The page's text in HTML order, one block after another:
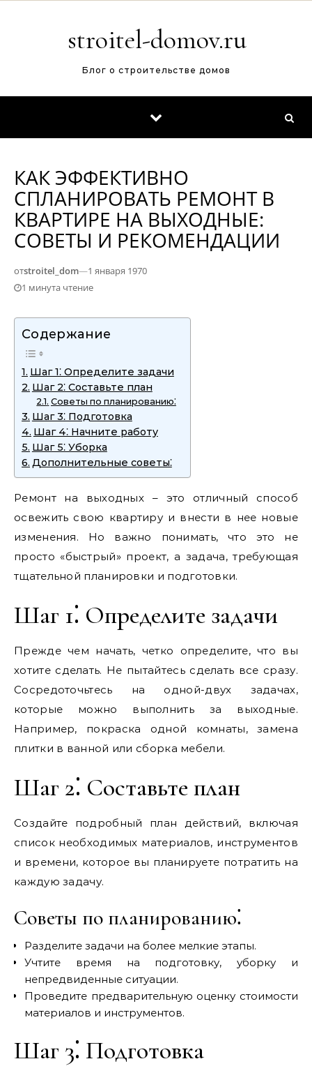
stroitel-domov.ru
Блог о строительстве домов
КАК ЭФФЕКТИВНО
СПЛАНИРОВАТЬ РЕМОНТ В
КВАРТИРЕ НА ВЫХОДНЫЕ:
СОВЕТЫ И РЕКОМЕНДАЦИИ
отstroitel_dom—1 января 1970
1 минута чтение
Содержание
Шаг 1⁚ Определите задачи
Шаг 2⁚ Составьте план
Советы по планированию⁚
Шаг 3⁚ Подготовка
Шаг 4⁚ Начните работу
Шаг 5⁚ Уборка
Дополнительные советы⁚
Ремонт на выходных – это отличный способ
освежить свою квартиру и внести в нее новые
изменения. Но важно понимать‚ что это не
просто «быстрый» проект‚ а задача‚ требующая
тщательной планировки и подготовки.
Шаг 1⁚ Определите задачи
Прежде чем начать‚ четко определите‚ что вы
хотите сделать. Не пытайтесь сделать все сразу.
Сосредоточьтесь на одной-двух задачах‚
которые можно выполнить за выходные.
Например‚ покраска одной комнаты‚ замена
плитки в ванной или сборка мебели.
Шаг 2⁚ Составьте план
Создайте подробный план действий‚ включая
список необходимых материалов‚ инструментов
и времени‚ которое вы планируете потратить на
каждую задачу.
Советы по планированию⁚
Разделите задачи на более мелкие этапы.
Учтите время на подготовку‚ уборку и
непредвиденные ситуации.
Проведите предварительную оценку стоимости
материалов и инструментов.
Шаг 3⁚ Подготовка